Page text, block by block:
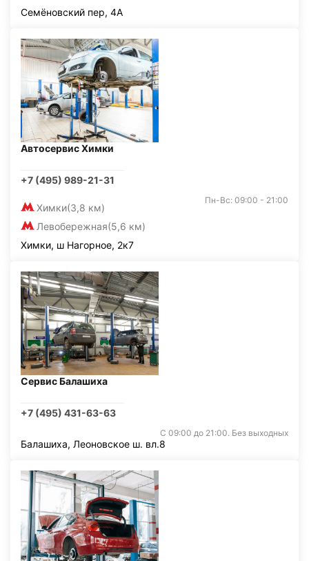
Семёновский пер, 4А
Автосервис Химки
+7 (495) 989-21-31
Химки(3,8 км)
Левобережная(5,6 км)
Пн-Вс: 09:00 - 21:00
Химки, ш Нагорное, 2к7
Сервис Балашиха
+7 (495) 431-63-63
С 09:00 до 21:00. Без выходных
Балашиха, Леоновское ш. вл.8